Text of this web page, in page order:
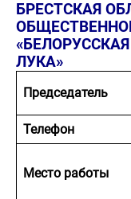
БРЕСТСКАЯ
ЛУКА»
Председатель
Телефон
Место работы